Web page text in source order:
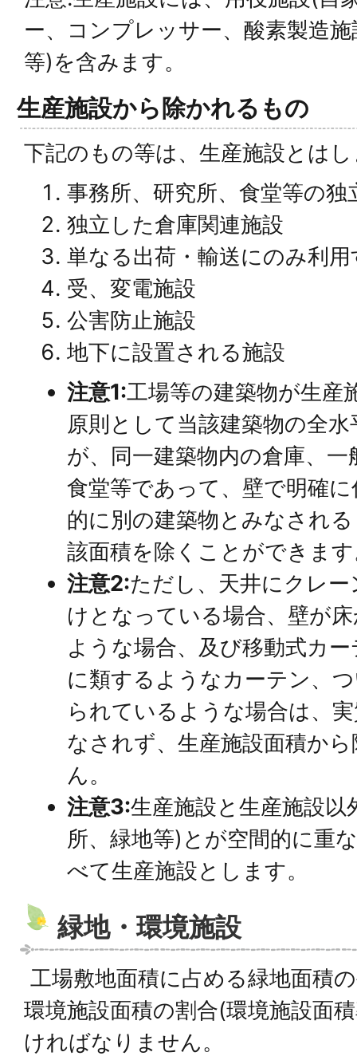
ー、コンプレッサー、酸素製造
等)を含みます。
生産施設から除かれるもの
下記のもの等は、生産施設とは
事務所、研究所、食堂等の独
独立した倉庫関連施設
単なる出荷・輸送にのみ利
受、変電施設
公害防止施設
地下に設置される施設
注意1:工場等の建築物が生産
原則として当該建築物の全
が、同一建築物内の倉庫、
食堂等であって、壁で明確
的に別の建築物とみなされ
該面積を除くことができま
注意2:ただし、天井にクレ
けとなっている場合、壁が
ような場合、及び移動式カ
に類するようなカーテン、
られているような場合は、
なされず、生産施設面積か
ん。
注意3:生産施設と生産施設以
所、緑地等)とが空間的に重
べて生産施設とします。
緑地・環境施設
工場敷地面積に占める緑地面積
環境施設面積の割合(環境施設面
ければなりません。